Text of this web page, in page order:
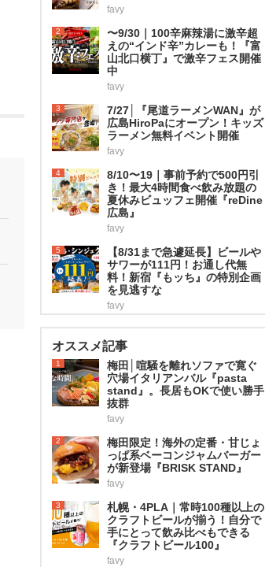
favy
2
〜9/30｜100辛麻辣湯に激辛超
えの“インド辛”カレーも！『富
山北口横丁』で激辛フェス開催
中
favy
3
7/27│『尾道ラーメンWAN』が
広島HiroPaにオープン！キッズ
ラーメン無料イベント開催
favy
4
8/10〜19｜事前予約で500円引
き！最大4時間食べ飲み放題の
夏休みビュッフェ開催『reDine
広島』
favy
5
【8/31まで急遽延長】ビールや
サワーが111円！お通し代無
料！新宿『もッち』の特別企画
を見逃すな
favy
オススメ記事
1
梅田│喧騒を離れソファで寛ぐ
穴場イタリアンバル『pasta
stand』。長居もOKで使い勝手
抜群
favy
2
梅田限定！海外の定番・甘じょ
っぱ系ベーコンジャムバーガー
が新登場『BRISK STAND』
favy
3
札幌・4PLA｜常時100種以上の
クラフトビールが揃う！自分で
手にとって飲み比べもできる
『クラフトビール100』
favy